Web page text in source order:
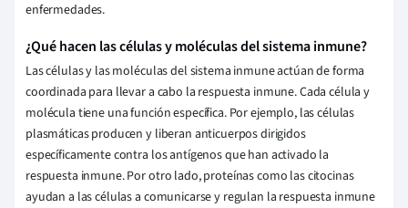
enfermedades.
¿Qué hacen las células y moléculas del sistema inmune?
Las células y las moléculas del sistema inmune actúan de forma
coordinada para llevar a cabo la respuesta inmune. Cada célula y
molécula tiene una función específica. Por ejemplo, las células
plasmáticas producen y liberan anticuerpos dirigidos
específicamente contra los antígenos que han activado la
respuesta inmune. Por otro lado, proteínas como las citocinas
ayudan a las células a comunicarse y regulan la respuesta inmune